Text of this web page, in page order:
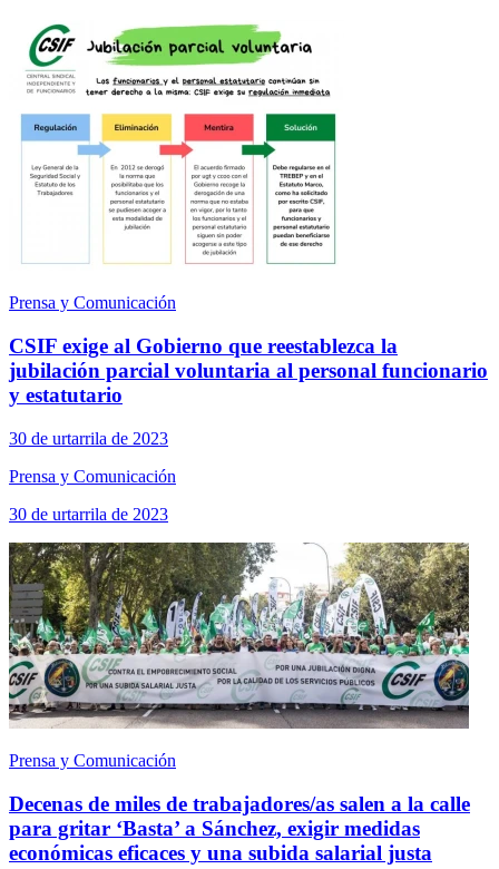
Prensa y Comunicación
CSIF exige al Gobierno que reestablezca la
jubilación parcial voluntaria al personal funcionario
y estatutario
30 de urtarrila de 2023
Prensa y Comunicación
30 de urtarrila de 2023
Prensa y Comunicación
Decenas de miles de trabajadores/as salen a la calle
para gritar ‘Basta’ a Sánchez, exigir medidas
económicas eficaces y una subida salarial justa